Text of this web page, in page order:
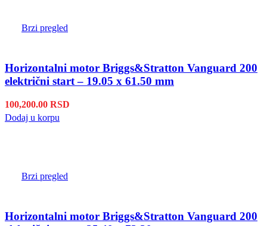
Brzi pregled
Horizontalni motor Briggs&Stratton Vanguard 200
električni start – 19.05 x 61.50 mm
100,200.00 RSD
Dodaj u korpu
Brzi pregled
Horizontalni motor Briggs&Stratton Vanguard 200